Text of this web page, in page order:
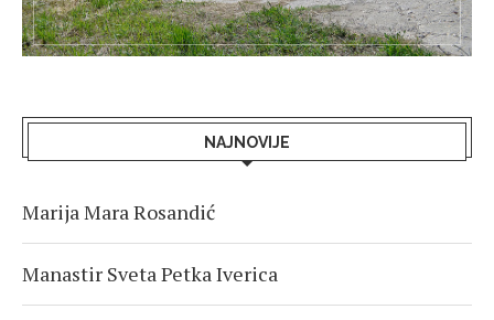
NAJNOVIJE
Marija Mara Rosandić
Manastir Sveta Petka Iverica